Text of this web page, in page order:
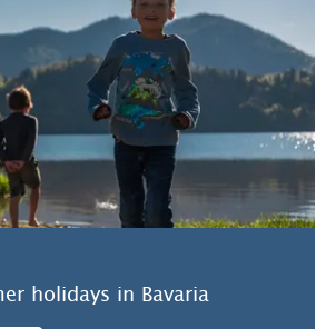
holidays in Bavaria